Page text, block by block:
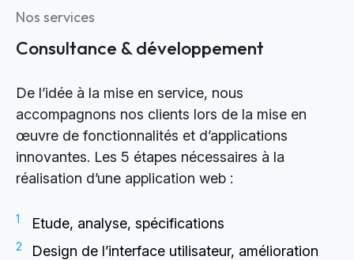
Nos services
Consultance & développement
De l’idée à la mise en service, nous
accompagnons nos clients lors de la mise en
œuvre de fonctionnalités et d’applications
innovantes. Les 5 étapes nécessaires à la
réalisation d’une application web :
Etude, analyse, spécifications
Design de l’interface utilisateur, amélioration